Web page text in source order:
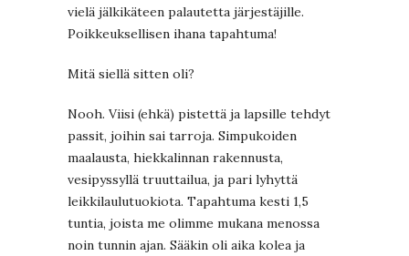
vielä jälkikäteen palautetta järjestäjille.
Poikkeuksellisen ihana tapahtuma!
Mitä siellä sitten oli?
Nooh. Viisi (ehkä) pistettä ja lapsille tehdyt
passit, joihin sai tarroja. Simpukoiden
maalausta, hiekkalinnan rakennusta,
vesipyssyllä truuttailua, ja pari lyhyttä
leikkilaulutuokiota. Tapahtuma kesti 1,5
tuntia, joista me olimme mukana menossa
noin tunnin ajan. Sääkin oli aika kolea ja